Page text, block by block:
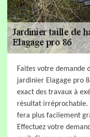
Faites votre demande
jardinier Elagage pro
exact des travaux à
résultat irréprochable.
fera plus facilement
Effectuez votre